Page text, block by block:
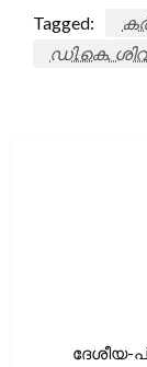
Tagged:
ഡി.കെ.
ദേശീയ-